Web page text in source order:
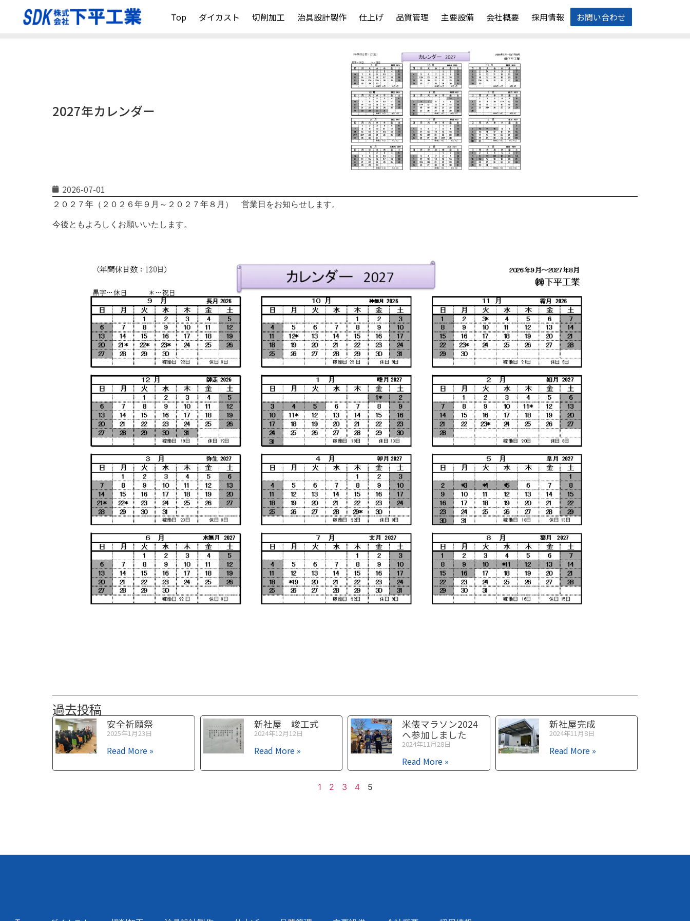
Top ダイカスト 切削加工 治具設計製作 仕上げ 品質管理 主要設備 会社概要 採用情報 お問い合わせ
2027年カレンダー
2026-07-01
２０２７年（２０２６年９月～２０２７年８月） 営業日をお知らせします。
今後ともよろしくお願いいたします。
過去投稿
安全祈願祭
2025年1月23日
Read More »
新社屋 竣工式
2024年12月12日
Read More »
米俵マラソン2024
へ参加しました
2024年11月28日
Read More »
新社屋完成
2024年11月8日
Read More »
1 2 3 4 5